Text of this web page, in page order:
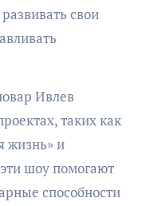
свои
Ивлев
таких как
жизнь» и
шоу помогают
способности